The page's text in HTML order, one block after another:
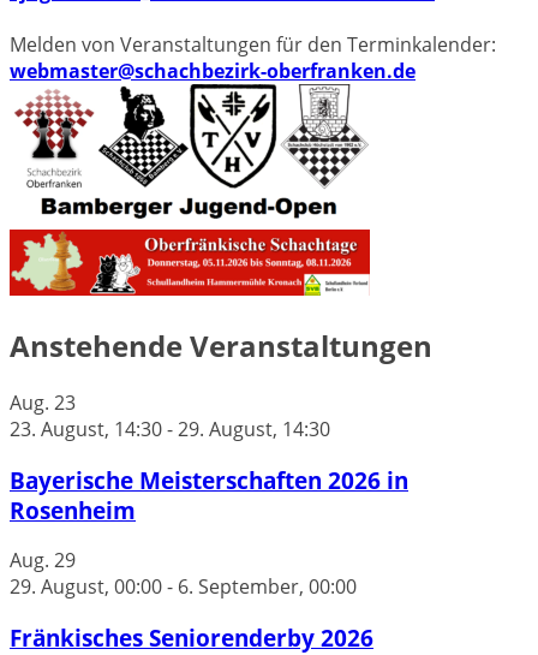
Melden von Veranstaltungen für den Terminkalender:
webmaster@schachbezirk-oberfranken.de
Anstehende Veranstaltungen
Aug. 23
23. August, 14:30-29. August, 14:30
Bayerische Meisterschaften 2026 in
Rosenheim
Aug. 29
29. August, 00:00- 6. September, 00:00
Fränkisches Seniorenderby 2026